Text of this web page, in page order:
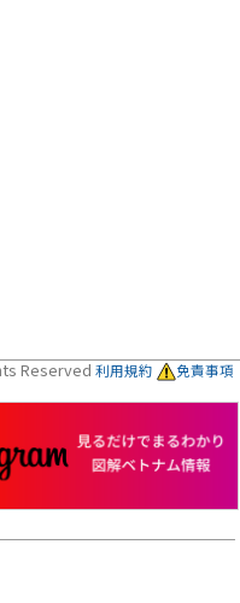
Reserved 利用規約 免責事項